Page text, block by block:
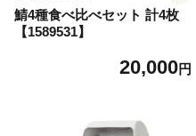
鯖4種食べ比べセット 計4枚
【1589531】
20,000円